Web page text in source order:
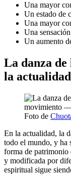
Una mayor
Un estado de
Una mayor
Una
Un aumento
La danza de
la actualidad
Foto de
En la actualidad, la
todo el mundo, y ha
forma de patrimonio
y modificada por
espiritual sigue